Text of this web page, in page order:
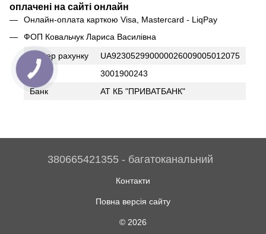
оплачені на сайті онлайн
Онлайн-оплата карткою Visa, Mastercard - LiqPay
ФОП Ковальчук Лариса Василівна
Номер рахунку
UA923052990000026009005012075
ІПН
3001900243
Банк
АТ КБ "ПРИВАТБАНК"
380665421355 - багатоканальний
Контакти
Повна версія сайту
© 2026